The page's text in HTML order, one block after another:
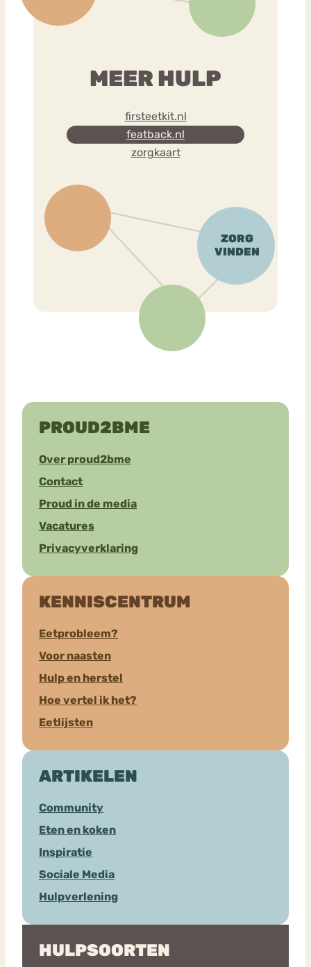
MEER HULP
firsteetkit.nl
featback.nl
zorgkaart
PROUD2BME
Over proud2bme
Contact
Proud in de media
Vacatures
Privacyverklaring
KENNISCENTRUM
Eetprobleem?
Voor naasten
Hulp en herstel
Hoe vertel ik het?
Eetlijsten
ARTIKELEN
Community
Eten en koken
Inspiratie
Sociale Media
Hulpverlening
HULPSOORTEN